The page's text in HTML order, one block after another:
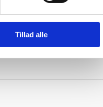
Tillad alle